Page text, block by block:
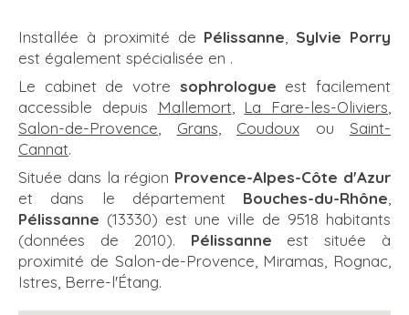
Installée à proximité de Pélissanne
Sylvie Porry
est également spécialisée en .
Le cabinet de votre sophrologue est facilement
accessible depuis
Mallemort La Fare-les-Oliviers
Salon-de-Provence
Grans Coudoux ou Saint-
Cannat.
Située dans la région Provence-Alpes-Côte d'Azur
et dans le département Bouches-du-Rhône
Pélissanne (13330) est une ville de 9518 habitants
(données de 2010). Pélissanne est située à
proximité de Salon-de-Provence, Miramas, Rognac,
Istres, Berre-l'Étang.